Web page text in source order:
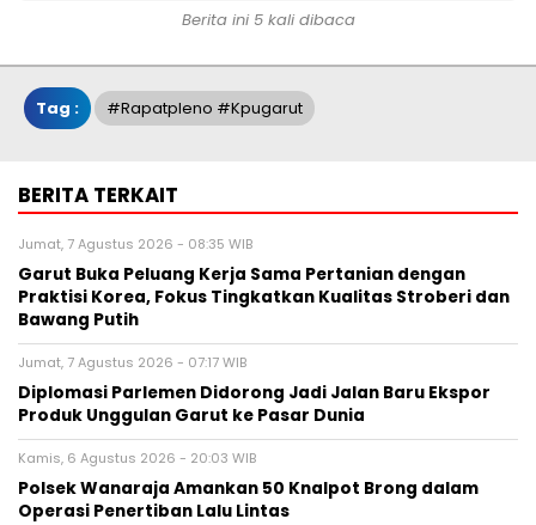
Berita ini 5 kali dibaca
Tag : #rapatpleno #kpugarut
BERITA TERKAIT
Jumat, 7 Agustus 2026 - 08:35 WIB
Garut Buka Peluang Kerja Sama Pertanian dengan
Praktisi Korea, Fokus Tingkatkan Kualitas Stroberi dan
Bawang Putih
Jumat, 7 Agustus 2026 - 07:17 WIB
Diplomasi Parlemen Didorong Jadi Jalan Baru Ekspor
Produk Unggulan Garut ke Pasar Dunia
Kamis, 6 Agustus 2026 - 20:03 WIB
Polsek Wanaraja Amankan 50 Knalpot Brong dalam
Operasi Penertiban Lalu Lintas